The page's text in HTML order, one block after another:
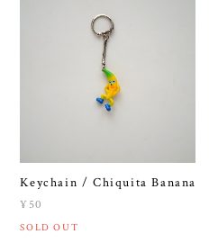
Keychain / Chiquita Banana
¥50
SOLD OUT